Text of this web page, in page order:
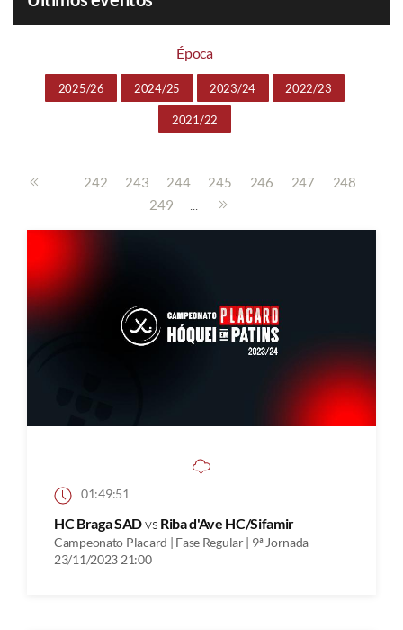
Época
2025/26 2024/25 2023/24 2022/23
2021/22
... 242 243 244 245 246 247
248
249
...
01:49:51
HC Braga SADvs Riba d'Ave HC/Sifamir
Campeonato Placard | Fase Regular | 9ª Jornada
23/11/2023 21:00